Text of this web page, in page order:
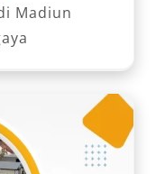
Madiun